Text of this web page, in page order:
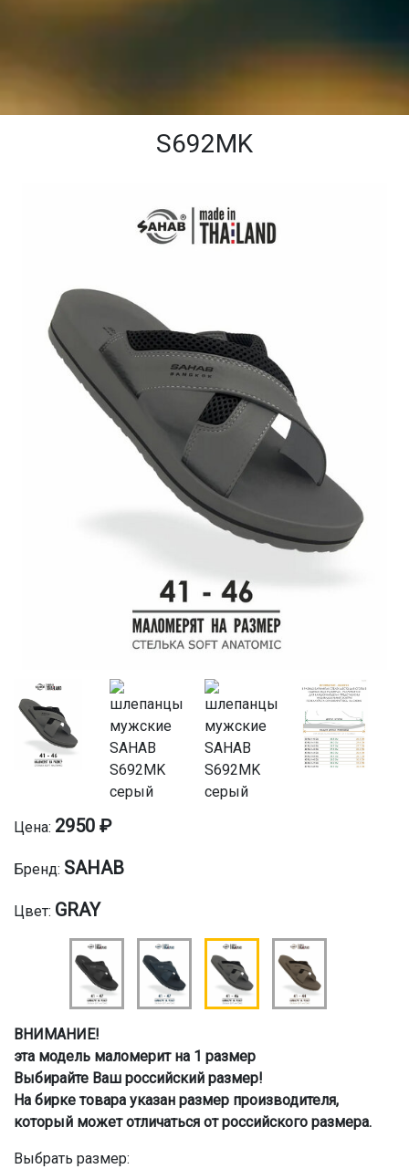
S692MK
Цена: 2950 ₽
Бренд: SAHAB
Цвет: GRAY
ВНИМАНИЕ!
эта модель маломерит на 1 размер
Выбирайте Ваш российский размер!
На бирке товара указан размер производителя,
который может отличаться от российского размера.
Выбрать размер: